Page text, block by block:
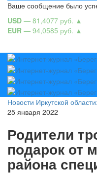
Ваше сообщение было
USD — 81,4077 руб. ▲
EUR — 94,0585 руб. ▲
Новости Иркутской области:
25 января 2022
Родители
подарок от
района